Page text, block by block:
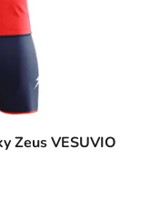
Zeus VESUVIO